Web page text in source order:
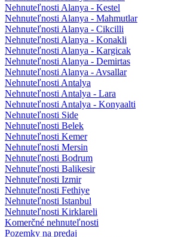
Nehnuteľnosti Alanya - Kestel
Nehnuteľnosti Alanya - Mahmutlar
Nehnuteľnosti Alanya - Cikcilli
Nehnuteľnosti Alanya - Konakli
Nehnuteľnosti Alanya - Kargicak
Nehnuteľnosti Alanya - Demirtas
Nehnuteľnosti Alanya - Avsallar
Nehnuteľnosti Antalya
Nehnuteľnosti Antalya - Lara
Nehnuteľnosti Antalya - Konyaalti
Nehnuteľnosti Side
Nehnuteľnosti Belek
Nehnuteľnosti Kemer
Nehnuteľnosti Mersin
Nehnuteľnosti Bodrum
Nehnuteľnosti Balikesir
Nehnuteľnosti Izmir
Nehnuteľnosti Fethiye
Nehnuteľnosti Istanbul
Nehnuteľnosti Kirklareli
Komerčné nehnuteľnosti
Pozemky na predaj